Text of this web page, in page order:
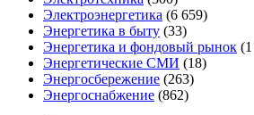
Электроэнергетика (6 659)
Энергетика в быту (33)
Энергетика и фондовый рынок
Энергетические СМИ (18)
Энергосбережение (263)
Энергоснабжение (862)